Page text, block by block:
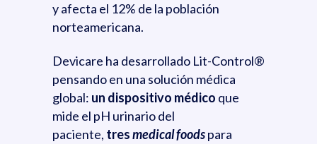
y afecta el 12% de la población
norteamericana.
Devicare ha desarrollado Lit-Control®
pensando en una solución médica
global: un dispositivo médico que
mide el pH urinario del
paciente, tresmedical foodspara